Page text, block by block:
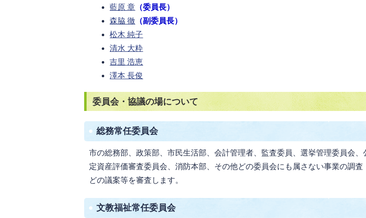
藍原 章 （委員長）
森脇 徹 （副委員長）
松木 純子
清水 大粋
吉里 浩恵
澤本 長俊
委員会・協議の場について
総務常任委員会
市の総務部、政策部、市民生活部、会計管理者、監査委員、選挙管理委員会、
定資産評価審査委員会、消防本部、その他どの委員会にも属さない事業の調査
どの議案等を審査します。
文教福祉常任委員会